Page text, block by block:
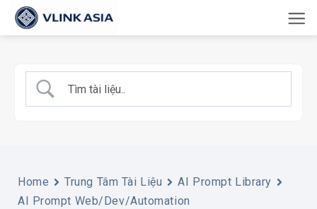
qua
dung
Home Trung Tâm Tài Liệu
AI Prompt Library
AI Prompt Web/Dev/Automation